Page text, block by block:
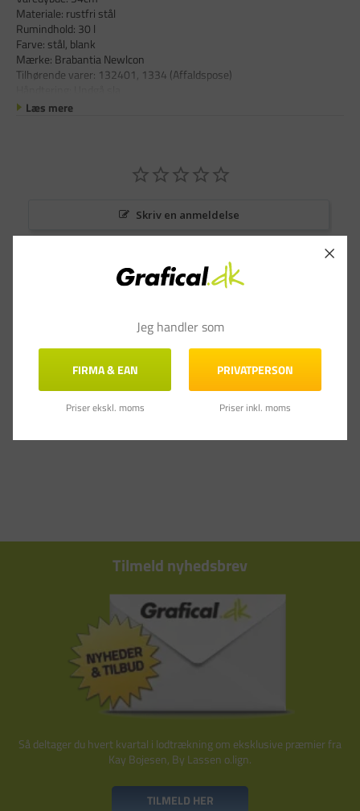
Materiale: rustfri stål
Rumindhold: 30 l
Farve: stål, blank
Mærke: Brabantia Newlcon
Tilhørende varer: 132401, 1334 (Affaldspose)
Læs mere
Skriv en anmeldelse
Spørgsmål & Svar
Tilmeld nyhedsbrev
Så deltager du hvert kvartal i lodtrækning om eksklusive præmier fra
Kay Bojesen, By Lassen o.lign.
TILMELD HER
Jeg handler som
FIRMA & EAN
Priser ekskl. moms
PRIVATPERSON
Priser inkl. moms